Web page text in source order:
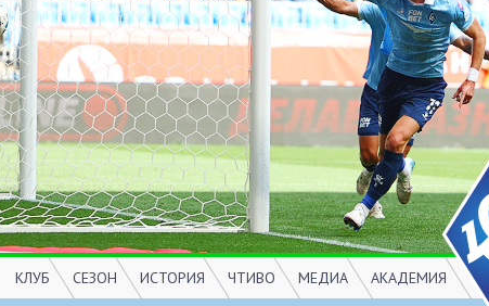
КЛУБ
СЕЗОН
ИСТОРИЯ
ЧТИВО
МЕДИА
АКАДЕМИЯ